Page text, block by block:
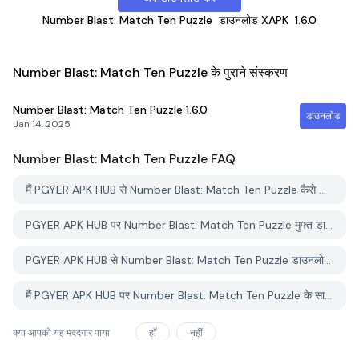
Number Blast: Match Ten Puzzle डाउनलोड XAPK 1.6.0
Number Blast: Match Ten Puzzle के पुराने संस्करण
Number Blast: Match Ten Puzzle 1.6.0
Jan 14, 2025
डाउनलोड
Number Blast: Match Ten Puzzle FAQ
मैं PGYER APK HUB से Number Blast: Match Ten Puzzle कैसे डाउनलोड करूं?
PGYER APK HUB पर Number Blast: Match Ten Puzzle मुफ्त डाउनलोड करने के लिए है?
PGYER APK HUB से Number Blast: Match Ten Puzzle डाउनलोड करने के लिए मुझे एक खाता चाहिए?
मैं PGYER APK HUB पर Number Blast: Match Ten Puzzle के साथ समस्या कैसे रिपोर्ट कर सकता हूँ?
क्या आपको यह मददगार पाया हाँ नहीं